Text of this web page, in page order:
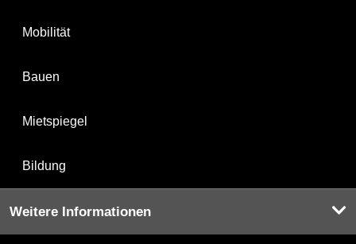
Mobilität
Bauen
Mietspiegel
Bildung
Weitere Informationen